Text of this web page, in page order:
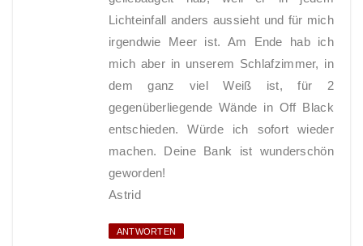
Lichteinfall anders aussieht und für mich
irgendwie Meer ist. Am Ende hab ich
mich aber in unserem Schlafzimmer, in
dem ganz viel Weiß ist, für 2
gegenüberliegende Wände in Off Black
entschieden. Würde ich sofort wieder
machen. Deine Bank ist wunderschön
geworden!
Astrid
ANTWORTEN